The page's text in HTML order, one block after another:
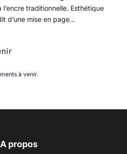
traditionnelle. Esthétique
d’une mise en page...
à venir.
A propos